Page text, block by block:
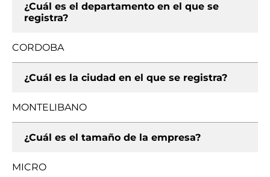
¿Cuál es el departamento en el que se
registra?
CORDOBA
¿Cuál es la ciudad en el que se registra?
MONTELIBANO
¿Cuál es el tamaño de la empresa?
MICRO